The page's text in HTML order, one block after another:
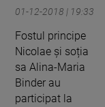
01-12-2018 | 19:33
Fostul principe
Nicolae și soția
sa Alina-Maria
Binder au
participat la